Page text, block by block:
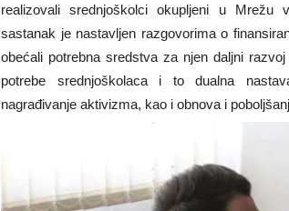
realizovali srednjoškolci okupljeni u Mrežu
sastanak je nastavljen razgovorima o
obećali potrebna sredstva za njen daljni
potrebe srednjoškolaca i to dualna
nagrađivanje aktivizma, kao i obnova i